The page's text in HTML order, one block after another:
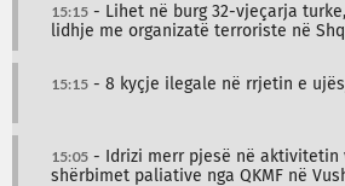
15:15 - Lihet në burg 32-vjeçarja
lidhje me organizatë terroriste në
15:15 - 8 kyçje ilegale në rrjetin e
15:05 - Idrizi merr pjesë në aktivitetin
shërbimet paliative nga QKMF në